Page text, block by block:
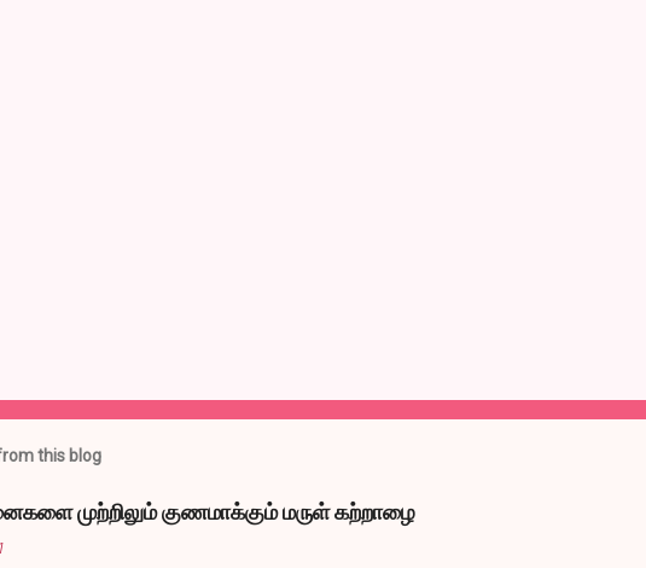
this blog
முற்றிலும் குணமாக்கும் மருள் கற்றாழை